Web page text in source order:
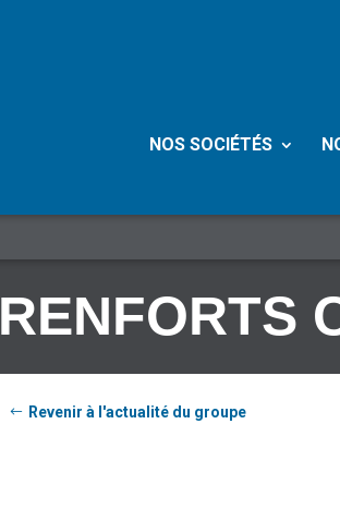
NOS SOCIÉTÉS
RENFORTS
Revenir à l'actualité du groupe